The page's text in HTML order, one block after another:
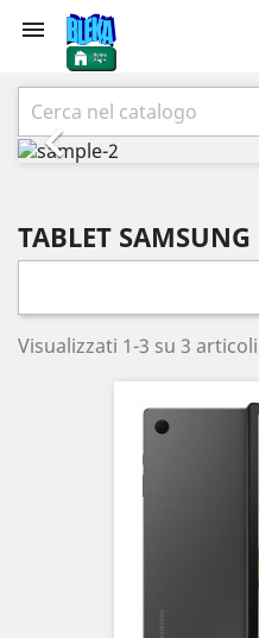


Precedente
TABLET SAMSUNG
Visualizzati 1-3 su 3 articoli